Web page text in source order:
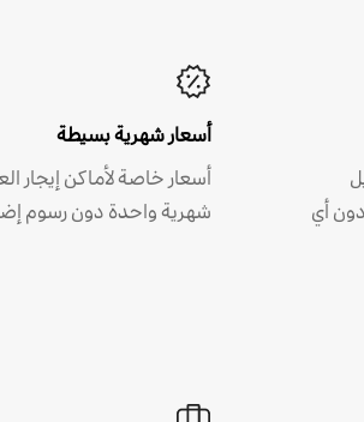
أي
أسعار شهرية بسيطة
أسعار خاصة لأماكن إيجار
شهرية واحدة دون رسوم